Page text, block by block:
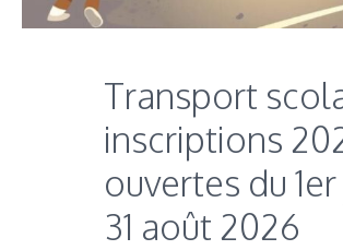
Transport
inscriptions
ouvertes du
31 août 2026